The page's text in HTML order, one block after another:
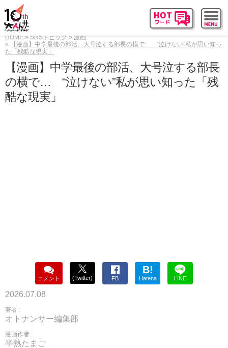
HOME SNSトピック
漫画
【漫画】中学最後の部活、大号泣する部長の横で… “泣けない”私が思い知っ
た「残酷な現実」
【漫画】中学最後の部活、大号泣する部長
の横で… “泣けない”私が思い知った「残
酷な現実」
コメント (Twitter) FB
B!
Hatena LINE
2026.07.08
著者 :
オトナンサー編集部
漫画作者 :
半熟たまご